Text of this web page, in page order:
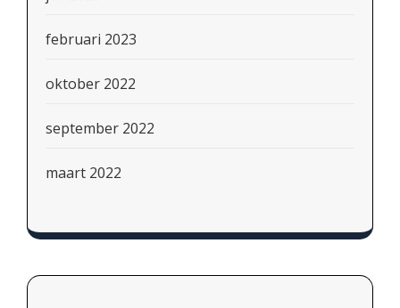
februari 2023
oktober 2022
september 2022
maart 2022